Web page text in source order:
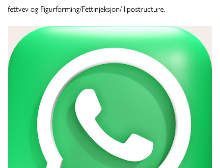
fettvevog Figurforming/Fettinjeksjon/ lipostructure.